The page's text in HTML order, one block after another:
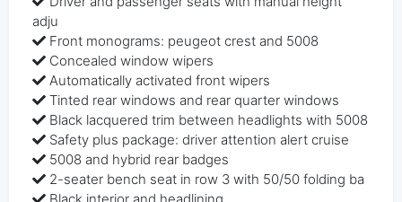
adju
Front monograms: peugeot crest and 5008
Concealed window wipers
Automatically activated front wipers
Tinted rear windows and rear quarter windows
Black lacquered trim between headlights with 5008
Safety plus package: driver attention alert cruise
5008 and hybrid rear badges
2-seater bench seat in row 3 with 50/50 folding ba